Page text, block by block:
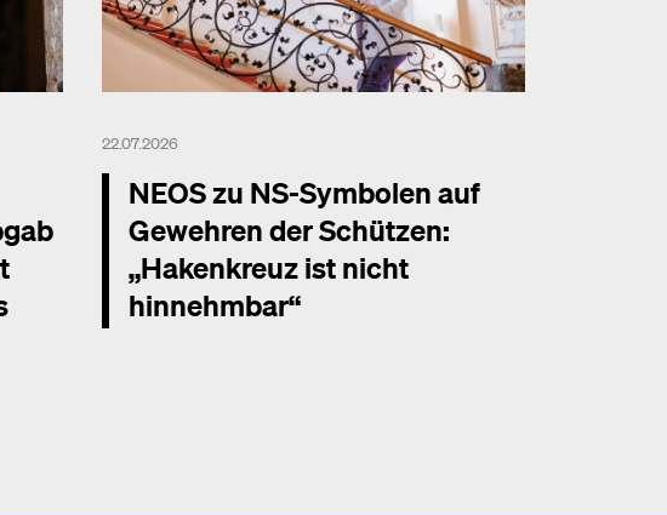
22.07.2026
NEOS zu NS-Symbolen auf
Gewehren der Schützen:
„Hakenkreuz ist nicht
hinnehmbar“